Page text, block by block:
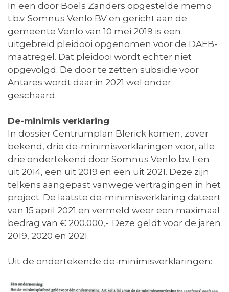
In een door Boels Zanders opgestelde memo
t.b.v. Somnus Venlo BV en gericht aan de
gemeente Venlo van 10 mei 2019 is een
uitgebreid pleidooi opgenomen voor de DAEB-
maatregel. Dat pleidooi wordt echter niet
opgevolgd. De door te zetten subsidie voor
Antares wordt daar in 2021 wel onder
geschaard.
De-minimis verklaring
In dossier Centrumplan Blerick komen, zover
bekend, drie de-minimisverklaringen voor, alle
drie ondertekend door Somnus Venlo bv. Een
uit 2014, een uit 2019 en een uit 2021. Deze zijn
telkens aangepast vanwege vertragingen in het
project. De laatste de-minimisverklaring dateert
van 15 april 2021 en vermeld weer een maximaal
bedrag van € 200.000,-. Deze geldt voor de jaren
2019, 2020 en 2021.
Uit de ondertekende de-minimisverklaringen: